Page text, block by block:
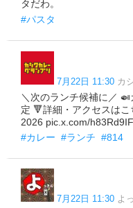
タだわ。
#パスタ
7月22日 11:30 カ
＼次のランチ候補に／
定 🔻詳細・アクセスは
2026 pic.x.com/
#カレー #ランチ #814
7月22日 11:30 よ